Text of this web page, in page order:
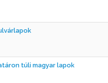
túli magyar lapok